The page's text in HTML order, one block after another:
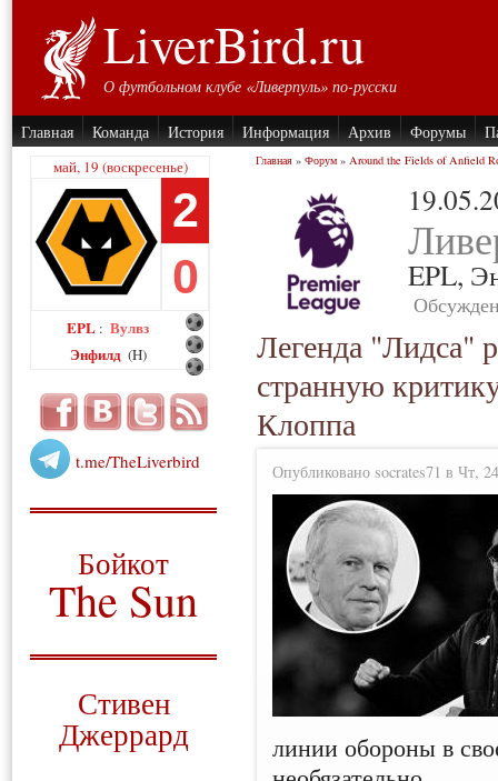
LiverBird.ru
О футбольном клубе «Ливерпуль» по-русски
Главная Команда История Информация Архив Форумы
май, 19 (воскресенье)
2
0
EPL : Вулвз
Энфилд (H)
t.me/TheLiverbird
Бойкот
The Sun
Стивен
Джеррард
Главная » Форум » Around the Fields of Anfield
EPL,
Легенда "Лидса"
странную
Клоппа
Опубликовано socrates71 в Чт,
линии обороны в